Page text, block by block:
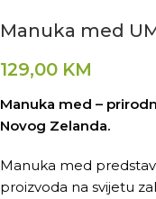
Manuka med
129,00 KM
Manuka med –
Novog Zelanda.
Manuka med
proizvoda na svijetu